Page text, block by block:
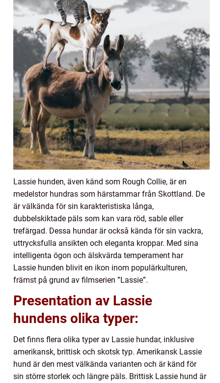
Lassie hunden, även känd som Rough Collie, är en
medelstor hundras som härstammar från Skottland. De
är välkända för sin karakteristiska långa,
dubbelskiktade päls som kan vara röd, sable eller
trefärgad. Dessa hundar är också kända för sin vackra,
uttrycksfulla ansikten och eleganta kroppar. Med sina
intelligenta ögon och älskvärda temperament har
Lassie hunden blivit en ikon inom populärkulturen,
främst på grund av filmserien ”Lassie”.
Presentation av Lassie
hundens olika typer:
Det finns flera olika typer av Lassie hundar, inklusive
amerikansk, brittisk och skotsk typ. Amerikansk Lassie
hund är den mest välkända varianten och är känd för
sin större storlek och längre päls. Brittisk Lassie hund är